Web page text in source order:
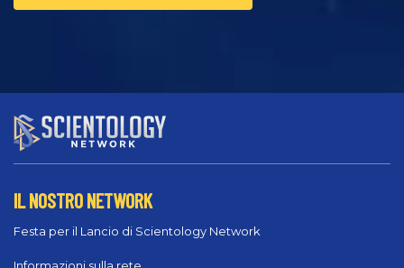
IL NOSTRO NETWORK
Festa per il Lancio di Scientology Network
Informazioni sulla rete